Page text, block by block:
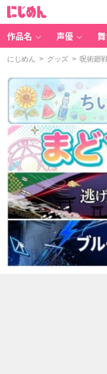
作品名 声優
にじめん > グッズ > 呪術廻